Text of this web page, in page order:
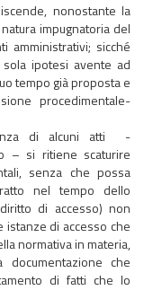
nonostante la
impugnatoria del
amministrativi; sicché
ipotesi avente ad
tempo già proposta e
procedimentale-
di alcuni atti -
– si ritiene scaturire
senza che possa
nel tempo dello
di accesso) non
di accesso che
normativa in materia,
che
di fatti che lo